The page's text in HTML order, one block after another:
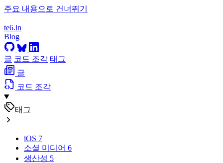
주요 내용으로 건너뛰기
te6.in
Blog
글 코드 조각 태그
글
코드 조각
태그
iOS 7
소셜 미디어 6
생산성 5